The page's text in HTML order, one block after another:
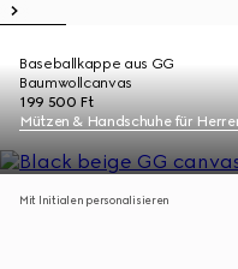
Baseballkappe aus GG
Baumwollcanvas
199 500 Ft
Mützen & Handschuhe für
Mit Initialen personalisieren